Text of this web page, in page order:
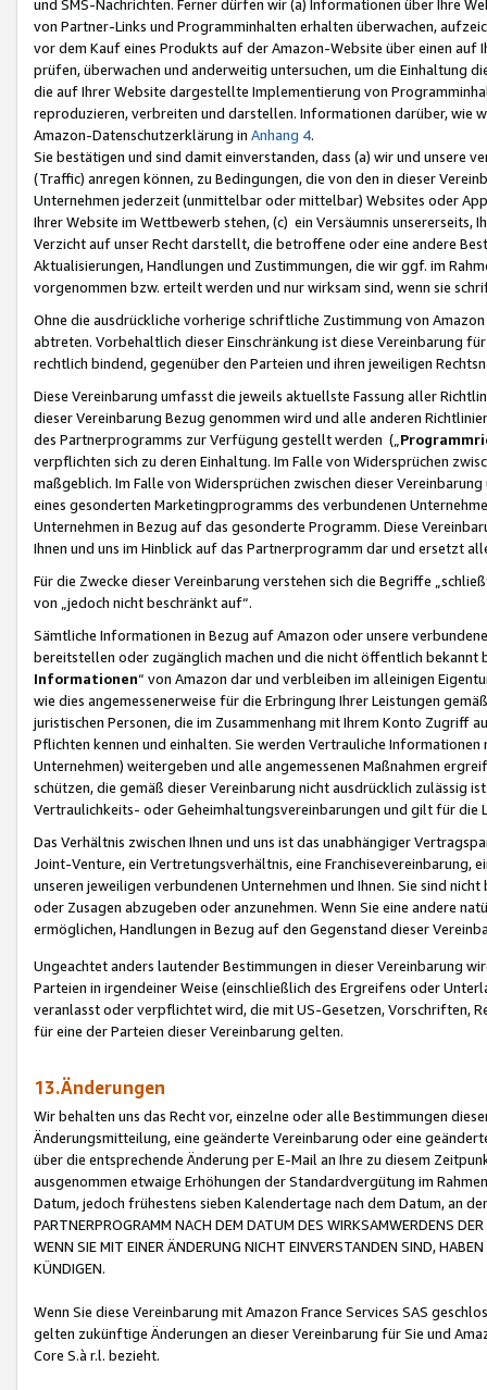
und SMS-Nachrichten. Ferner dürfen wir (a) Informationen über Ihre
von Partner-Links und Programminhalten erhalten überwachen,
vor dem Kauf eines Produkts auf der Amazon-Website über einen
prüfen, überwachen und anderweitig untersuchen, um die Einhaltung
die auf Ihrer Website dargestellte Implementierung von
reproduzieren, verbreiten und darstellen. Informationen darüber, wie
Amazon-Datenschutzerklärung in Anhang 4.
Sie bestätigen und sind damit einverstanden, dass (a) wir und
(Traffic) anregen können, zu Bedingungen, die von den in dieser
Unternehmen jederzeit (unmittelbar oder mittelbar) Websites oder
Ihrer Website im Wettbewerb stehen, (c) ein Versäumnis unsererseits,
Verzicht auf unser Recht darstellt, die betroffene oder eine andere
Aktualisierungen, Handlungen und Zustimmungen, die wir ggf. im
vorgenommen bzw. erteilt werden und nur wirksam sind, wenn sie
Ohne die ausdrückliche vorherige schriftliche Zustimmung von
abtreten. Vorbehaltlich dieser Einschränkung ist diese Vereinbarung
rechtlich bindend, gegenüber den Parteien und ihren jeweiligen
Diese Vereinbarung umfasst die jeweils aktuellste Fassung aller
dieser Vereinbarung Bezug genommen wird und alle anderen
des Partnerprogramms zur Verfügung gestellt werden („
verpflichten sich zu deren Einhaltung. Im Falle von Widersprüchen
maßgeblich. Im Falle von Widersprüchen zwischen dieser
eines gesonderten Marketingprogramms des verbundenen
Unternehmen in Bezug auf das gesonderte Programm. Diese
Ihnen und uns im Hinblick auf das Partnerprogramm dar und ersetzt
Für die Zwecke dieser Vereinbarung verstehen sich die Begriffe
von „jedoch nicht beschränkt auf“.
Sämtliche Informationen in Bezug auf Amazon oder unsere
bereitstellen oder zugänglich machen und die nicht öffentlich
Informationen“ von Amazon dar und verbleiben im alleinigen
wie dies angemessenerweise für die Erbringung Ihrer Leistungen
juristischen Personen, die im Zusammenhang mit Ihrem Konto
Pflichten kennen und einhalten. Sie werden Vertrauliche
Unternehmen) weitergeben und alle angemessenen Maßnahmen
schützen, die gemäß dieser Vereinbarung nicht ausdrücklich zulässig
Vertraulichkeits- oder Geheimhaltungsvereinbarungen und gilt für die
Das Verhältnis zwischen Ihnen und uns ist das unabhängiger
Joint-Venture, ein Vertretungsverhältnis, eine Franchisevereinbarung,
unseren jeweiligen verbundenen Unternehmen und Ihnen. Sie sind
oder Zusagen abzugeben oder anzunehmen. Wenn Sie eine andere
ermöglichen, Handlungen in Bezug auf den Gegenstand dieser
Ungeachtet anders lautender Bestimmungen in dieser Vereinbarung
Parteien in irgendeiner Weise (einschließlich des Ergreifens oder
veranlasst oder verpflichtet wird, die mit US-Gesetzen, Vorschriften,
für eine der Parteien dieser Vereinbarung gelten.
13.Änderungen
Wir behalten uns das Recht vor, einzelne oder alle Bestimmungen
Änderungsmitteilung, eine geänderte Vereinbarung oder eine
über die entsprechende Änderung per E-Mail an Ihre zu diesem
ausgenommen etwaige Erhöhungen der Standardvergütung im
Datum, jedoch frühestens sieben Kalendertage nach dem Datum, an
PARTNERPROGRAMM NACH DEM DATUM DES WIRKSAMWERDENS
WENN SIE MIT EINER ÄNDERUNG NICHT EINVERSTANDEN SIND,
KÜNDIGEN.
Wenn Sie diese Vereinbarung mit Amazon France Services SAS
gelten zukünftige Änderungen an dieser Vereinbarung für Sie und
Core S.à r.l. bezieht.